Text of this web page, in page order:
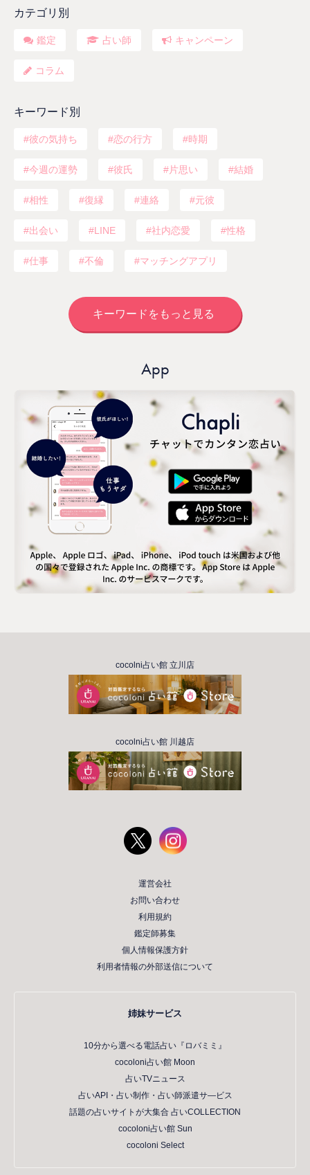
カテゴリ別
鑑定 占い師 キャンペーン
コラム
キーワード別
彼の気持ち 恋の行方 時期
今週の運勢 彼氏 片思い 結婚
相性 復縁 連絡 元彼
出会い LINE 社内恋愛 性格
仕事 不倫 マッチングアプリ
キーワードをもっと見る
App
cocolni占い館 立川店
cocolni占い館 川越店
運営会社
お問い合わせ
利用規約
鑑定師募集
個人情報保護方針
利用者情報の外部送信について
姉妹サービス
10分から選べる電話占い『ロバミミ』
cocoloni占い館 Moon
占いTVニュース
占いAPI・占い制作・占い師派遣サ―ビス
話題の占いサイトが大集合 占いCOLLECTION
cocoloni占い館 Sun
cocoloni Select